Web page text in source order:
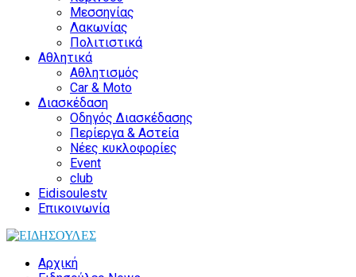
Μεσσηνίας
Λακωνίας
Πολιτιστικά
Αθλητικά
Αθλητισμός
Car & Moto
Διασκέδαση
Οδηγός Διασκέδασης
Περίεργα & Αστεία
Νέες κυκλοφορίες
Event
club
Eidisoulestv
Επικοινωνία
Αρχική